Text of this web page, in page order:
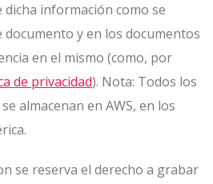
dicha información como se
y en los documentos
en el mismo (como, por
de privacidad). Nota: Todos los
almacenan en AWS, en los
se reserva el derecho a grabar